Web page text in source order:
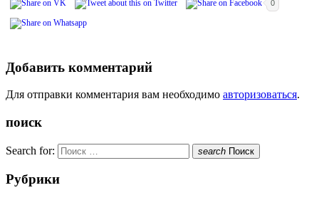
0
Добавить комментарий
Для отправки комментария вам необходимо авторизоваться.
поиск
Search for: search Поиск
Рубрики